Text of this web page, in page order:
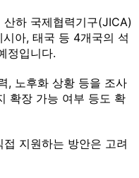
하 국제협력기구(JICA)
아, 태국 등 4개국의 석
정입니다.
, 노후화 상황 등을 조사
확장 가능 여부 등도 확
지원하는 방안은 고려